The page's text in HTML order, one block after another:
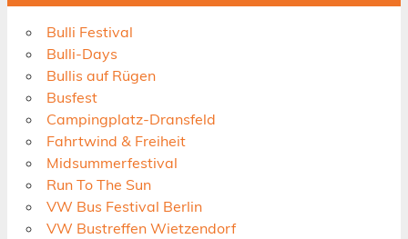
Bulli Festival
Bulli-Days
Bullis auf Rügen
Busfest
Campingplatz-Dransfeld
Fahrtwind & Freiheit
Midsummerfestival
Run To The Sun
VW Bus Festival Berlin
VW Bustreffen Wietzendorf